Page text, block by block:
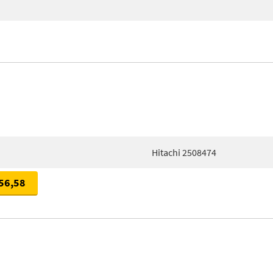
Hitachi 2508474